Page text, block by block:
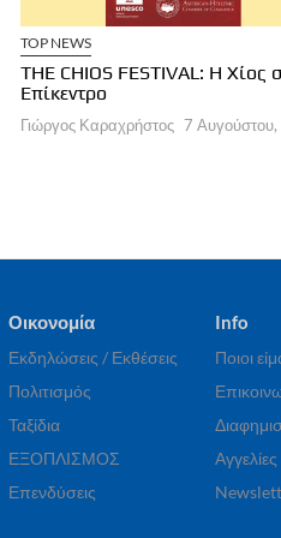
&
TOP NEWS
THE CHIOS FESTIVAL: Η Χίος
Επίκεντρο
Γιώργος Καραχρήστος 7
Οικονομία
Εκδηλώσεις / Εκθέσεις
Πολιτισμός
Ταξίδια
ΕΞΟΠΛΙΣΜΟΣ
Επενδύσεις
Info
Ποιοι
Αγγελίες